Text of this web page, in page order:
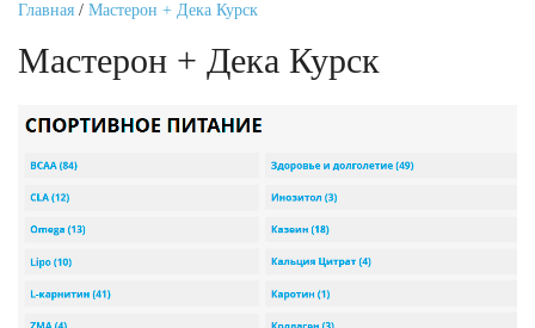
Главная / Мастерон + Дека Курск
Мастерон + Дека Курск